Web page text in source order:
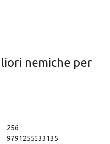
nemiche per
256
9791255333135